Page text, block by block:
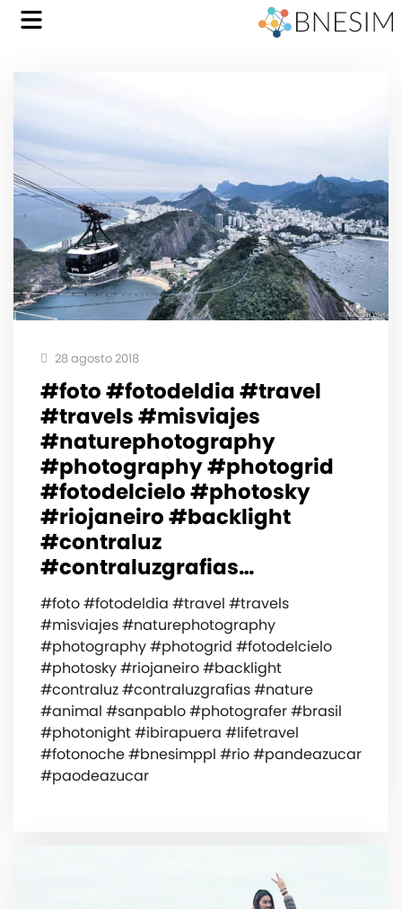
28 agosto 2018
#foto #fotodeldia #travel
#travels #misviajes
#naturephotography
#photography #photogrid
#fotodelcielo #photosky
#riojaneiro #backlight
#contraluz
#contraluzgrafias…
#foto #fotodeldia #travel #travels
#misviajes #naturephotography
#photography #photogrid #fotodelcielo
#photosky #riojaneiro #backlight
#contraluz #contraluzgrafias #nature
#animal #sanpablo #photografer #brasil
#photonight #ibirapuera #lifetravel
#fotonoche #bnesimppl #rio #pandeazucar
#paodeazucar